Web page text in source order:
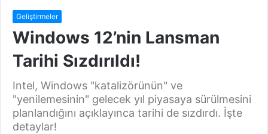
Geliştirmeler
Windows 12’nin Lansman
Tarihi Sızdırıldı!
Intel, Windows "katalizörünün" ve
"yenilemesinin" gelecek yıl piyasaya sürülmesini
planlandığını açıklayınca tarihi de sızdırdı. İşte
detaylar!